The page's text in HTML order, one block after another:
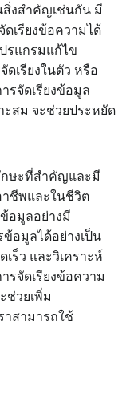
สิ่งสำคัญเช่นกัน มี
เรียงข้อความได้
รแกรมแก้ไข
เรียงในตัว หรือ
รจัดเรียงข้อมูล
สม จะช่วยประหยัด
กษะที่สำคัญและมี
ชีพและในชีวิต
อมูลอย่างมี
อมูลได้อย่างเป็น
ร็ว และวิเคราะห์
จัดเรียงข้อความ
ช่วยเพิ่ม
าสามารถใช้